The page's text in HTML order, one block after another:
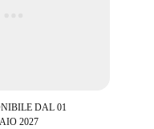
DAL 01
2027